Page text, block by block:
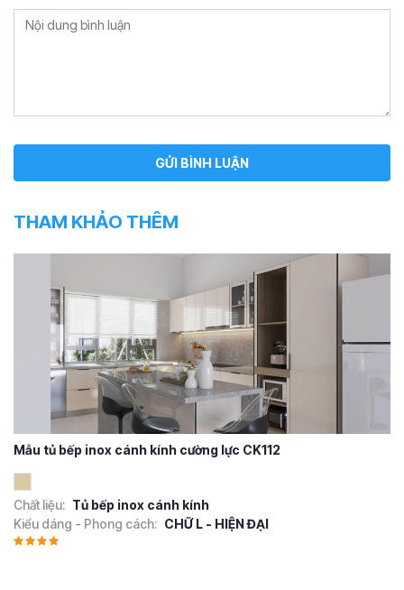
THAM KHẢO THÊM
Mẫu tủ bếp inox cánh kính cường lực CK112
Chất liệu: Tủ bếp inox cánh kính
Kiểu dáng - Phong cách: CHỮ L - HIỆN ĐẠI